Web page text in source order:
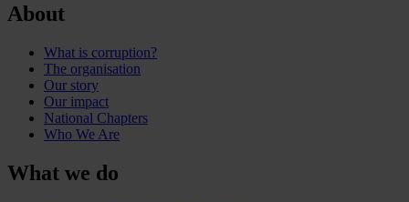
About
What is corruption?
The organisation
Our story
Our impact
National Chapters
Who We Are
What we do